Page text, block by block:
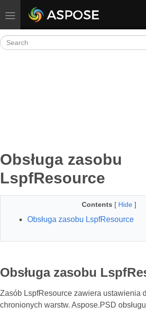
Toggle navigation
Obsługa zasobu
LspfResource
Contents [ Hide ]
Obsługa zasobu LspfResource
Obsługa zasobu
Zasób LspfResource zawiera ustawienia
chronionych warstw. Aspose.PSD